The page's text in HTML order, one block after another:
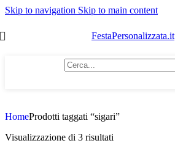
Skip to navigation Skip to main content
FestaPersonalizzata.it
HomeProdotti taggati “sigari”
Visualizzazione di 3 risultati